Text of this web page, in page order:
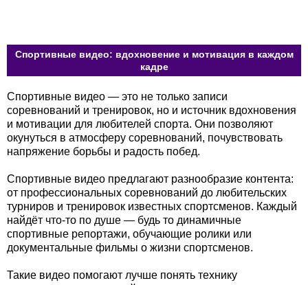
Спортивные видео: вдохновение и мотивация в каждом
кадре
Спортивные видео — это не только записи
соревнований и тренировок, но и источник вдохновения
и мотивации для любителей спорта. Они позволяют
окунуться в атмосферу соревнований, почувствовать
напряжение борьбы и радость побед.
Спортивные видео предлагают разнообразие контента:
от профессиональных соревнований до любительских
турниров и тренировок известных спортсменов. Каждый
найдёт что-то по душе — будь то динамичные
спортивные репортажи, обучающие ролики или
документальные фильмы о жизни спортсменов.
Такие видео помогают лучше понять технику